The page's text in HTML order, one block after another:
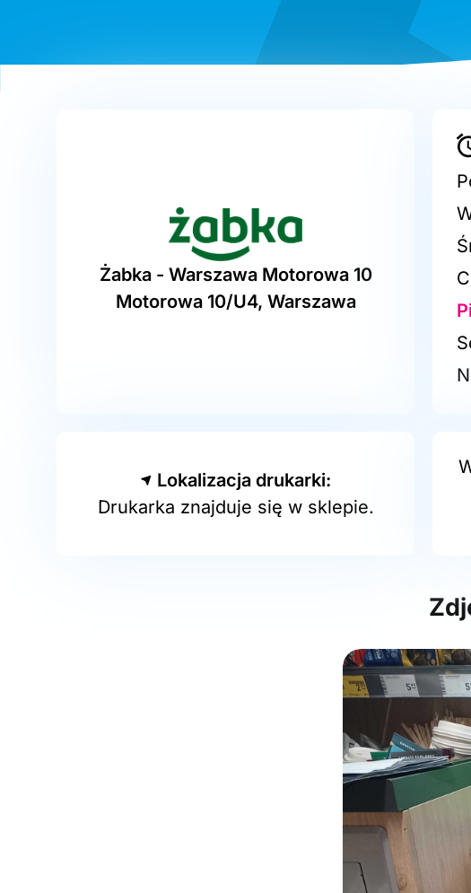
Żabka - Warszawa Motorowa 10
Motorowa 10/U4, Warszawa
Lokalizacja drukarki:
Drukarka znajduje się w sklepie.